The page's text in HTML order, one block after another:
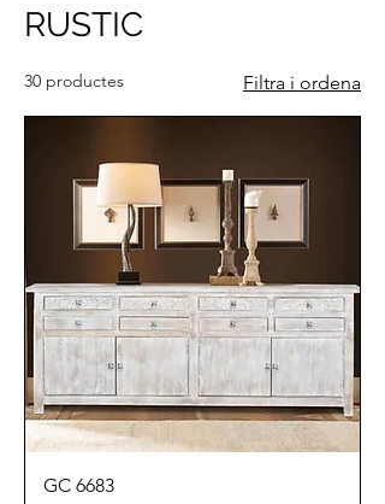
RUSTIC
30 productes Filtra i ordena
GC 6683